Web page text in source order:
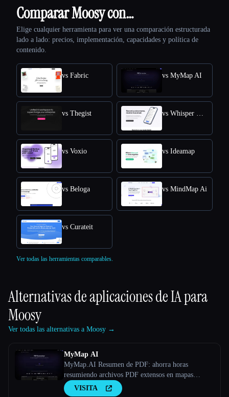
Comparar Moosy con…
Elige cualquier herramienta para ver una comparación estructurada
lado a lado: precios, implementación, capacidades y política de
contenido.
vs Fabric vs MyMap AI
vs Thegist vs Whisper Memos
vs Voxio vs Ideamap
vs Beloga vs MindMap Ai
vs Curateit
Ver todas las herramientas comparables.
Alternativas de aplicaciones de IA para
Moosy
Ver todas las alternativas a Moosy →
MyMap AI
MyMap.AI Resumen de PDF: ahorra horas
resumiendo archivos PDF extensos en mapas
mentales, PPT o esquemas con la IA.
VISITA